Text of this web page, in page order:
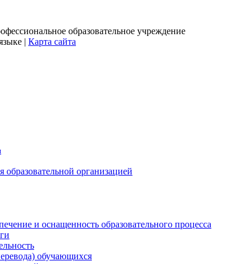
образовательное учреждение
| Карта сайта
организацией
и оснащенность образовательного процесса
обучающихся